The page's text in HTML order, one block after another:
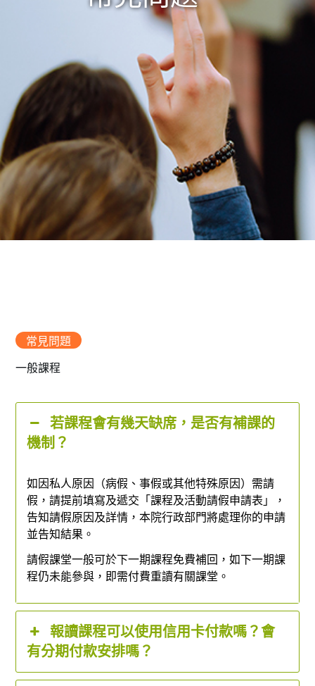
常見問題
一般課程
若課程會有幾天缺席，是否有補課的
機制？
如因私人原因（病假、事假或其他特殊原因）需請
假，請提前填寫及遞交「課程及活動請假申請表」，
告知請假原因及詳情，本院行政部門將處理你的申請
並告知結果。
請假課堂一般可於下一期課程免費補回，如下一期課
程仍未能參與，即需付費重讀有關課堂。
報讀課程可以使用信用卡付款嗎？會
有分期付款安排嗎？